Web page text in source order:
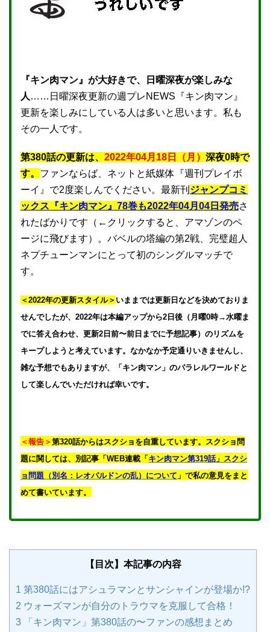
『キン肉マン』が大好きで、日曜深夜が楽しみな
人 ……日曜深夜更新の週プレNEWS『キン肉マン』
更新を楽しみにしている人は多いと思います。私も
その一人です。
第380話の更新は、 2022年04月18日（月） 深夜0時で
す。 ファンならば、ネットと紙媒体『週刊プレイボ
ーイ』で2度楽しんでください。最新刊 ジャンプコミ
ックス『キン肉マン』78巻も2022年04月04日発売さ
れたばかりです（←クリックすると、アマゾンのペ
ージに飛びます）。バベルの塔編の第2戦、完璧超人
ネプチューンマンにとって初のシングルマッチで
す。
＜2022年の更新スタイル＞ いままでは更新日などを決めておりま
せんでしたが、2022年は本編アップから2日後（月曜0時→水曜ま
でに答え合わせ、更新2日前〜前日までに予想記事）のリズムを
キープしようと考えています。なかなか予定通りいきませんし、
雑な予想でもありますが、「キン肉マン」のパラレルワールドと
して楽しんでいただければ幸いです。
＜報告＞ 第320話からはスクショを自重しています。スクショ問
題に関しては、別記事「WEB連載「 キン肉マン第319話」スクシ
ョ問題（別名：レオパルドンの乱）について 」で私の意見をまと
めて書いています。
【目次】本記事の内容
1 第380話にはアシュラマンとサンシャインが登場か!?
2 ウォーズマンが自分のトラウマを克服して合格！
3 「キン肉マン」第380話の〜ファンの感想まとめ